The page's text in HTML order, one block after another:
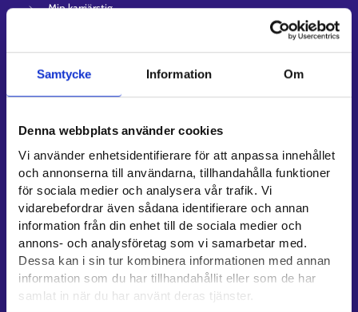
Samtycke Information Om
Denna webbplats använder cookies
Vi använder enhetsidentifierare för att anpassa innehållet
och annonserna till användarna, tillhandahålla funktioner
för sociala medier och analysera vår trafik. Vi
vidarebefordrar även sådana identifierare och annan
information från din enhet till de sociala medier och
annons- och analysföretag som vi samarbetar med.
Dessa kan i sin tur kombinera informationen med annan
information som du har tillhandahållit eller som de har
samlat in när du har använt deras tjänster.
Min karriärstig
Lediga arbetsplatser
Information och aktuellt på andra språk
Kontaktuppgifter till sysselsättningsområden
Stöd för e-tjänster
Information om utkomstskydd för arbetslösa
Rådgivningstjänster för arbetsgivare och företagare
Anvisningar för avsnitten E-tjänster och Min karriärstig
Stöd och respons
Mer information